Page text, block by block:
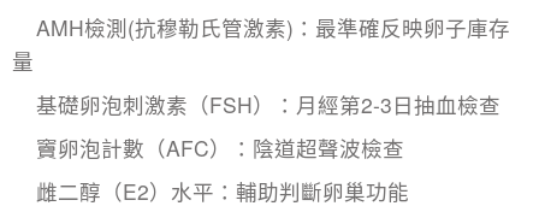
AMH檢測(抗穆勒氏管激素)：最準確反映卵子庫存
量
基礎卵泡刺激素（FSH）：月經第2-3日抽血檢查
竇卵泡計數（AFC）：陰道超聲波檢查
雌二醇（E2）水平：輔助判斷卵巢功能